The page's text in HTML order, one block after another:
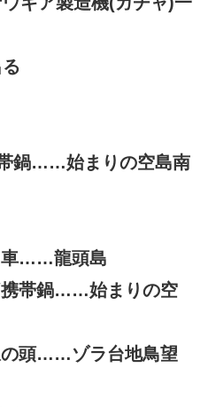
鍋……始まりの空島南
車……龍頭島
携帯鍋……始まりの空
の頭……ゾラ台地鳥望